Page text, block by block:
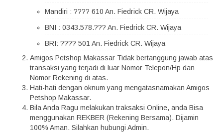
Mandiri : ???? 610 An. Fiedrick CR. Wijaya
BNI : 0343.578.??? An. Fiedrick CR. Wijaya
BRI: ???? 501 An. Fiedrick CR. Wijaya
Amigos Petshop Makassar Tidak bertanggung jawab atas
transaksi yang terjadi di luar Nomor Telepon/Hp dan
Nomor Rekening di atas.
Hati-hati dengan oknum yang mengatasnamakan Amigos
Petshop Makassar.
Bila Anda Ragu melakukan traksaksi Online, anda Bisa
menggunakan REKBER (Rekening Bersama). Dijamin
100% Aman. Silahkan hubungi Admin.